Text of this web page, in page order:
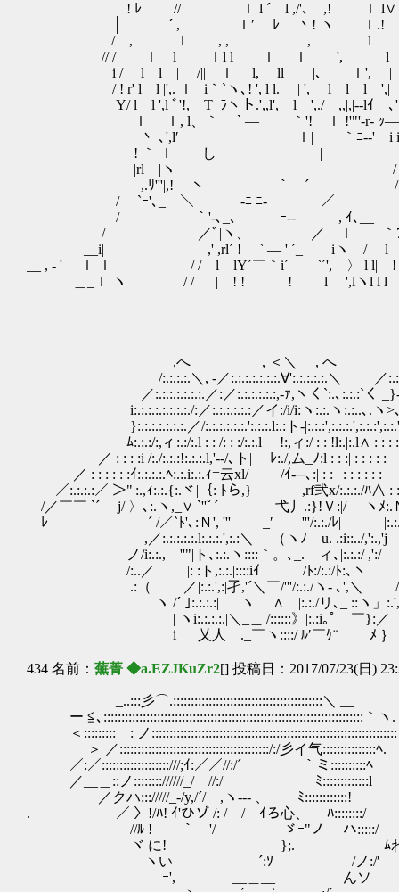
! ﾚ // ｌ l ´ l ,/'､ ,! ｌ l∨
│ ´ , ｌ′ ﾚ 丶! ヽ ｌ.! ﾄ
|/ , ｌ , , , l ﾞ ｌ´,
// / ｌ l ｌl l ｌ ｌ ', l '
i / l l | /|| ｌ l, ll |､ ｌ', | ｌ
/ ! r' l l |',. ｌ _i｀`ヽ､! ', l l. | ', l l l
Y/ l l ',l ﾞ'!,￣T_ﾗヽト.',,l', l ',./__,,|,|-‐lｲ ､
ｌ ｌ, l、｀ ` ― ｀'! ｌ !'"'-r‐ ｯ― !
丶 ､',l′ ｌ| ｀ﾆ-‐' i il r' お
! ｀ ｌ し | /.|/ 曲がり
|rl |ヽ /
,.ﾘ'''|,!| ヽ ｀ ´ /
/ `ｰ'､_ ＼ ‐ﾆ ﾆ- ／
/ ｀'‐､_､ ｰ-- , ｲ､__
/ ／ﾞ|ヽ、 ／ ｌ ｀7',
__i| ,' ,rl´ ! ` ― ' ´_ iヽ / l
__ , - ' ｌ ｌ / / l lY´￣｀i´ `´', 〉 l l| !
＿_ｌ ヽ / / | ! ! ! l ',lヽl l l
,へ , ＜＼ , へ
/:.:.:.:.＼, -／:.:.:.:.:.:.:.∀':.:.:.:.:.＼ __／
／:.:.:.:.:.:.:.／:／:.:.:.:.:.:,-ｧ,ヽく`:.､:.:.:`く
i:.:.:.:.:.:.:.:./:／:.:.:.:.:.:／イ:/i/i:ヽ:.:.ヽ:.:..､.ヽ>､
}:.:.:.:.:.:.:.／/:.:.:.:.:.:.':.:.:.l:.:ト
ﾑ:.:.:/:,ィ:.:/:.l : : /: : :/:.:.l !:,ィ:/ : : !l:.|:.l∧ : : : :
／ : : : :i /:./:.:.:!:.:.:.l,'‐-/､ト| ﾚ:./,ム_ﾉ:l : : :| : : : : :
／ : : : : : :ｲ:.:.:.:.ﾍ:.:.i:.:.ｨ=云xl/ /ｲ-─､:| : : | : : :
／:.:.:.:／ ＞"|:.,ｨ:.:.{:.ヾ|｛: ﾄら,} ,rf弐x/:.:.:./ﾊ∧
/／￣￣ `´ j/ 〉､:.ヽ,_∨ `''ﾟ´ 弋丿.:}!Ｖ:|/ ヽﾒ:.
ﾚ ´ /／`ﾄ'､:Ｎ', ''' _′ '''/:.:./ﾚ|
,／:.:.:.:.:.l:.:.:.',:.:＼ （ヽﾉ u. .:i::../
ノ/i:.:., ''"|ト､:.:.ヽ::::｀。､_. ィ､|:.:.:/
/:..／ |: :ト,:.:.|::::iｲ /ﾄ:/:.:/ﾄ:､
.:（ ／|:.:.',:|孑,'´＼￣/'''/:.:./ヽ- ､',＼ /
ヽ /´ ｣:.:.:.:| ヽ ∧ |:.:./リ､_ ::ヽ」:.',
| ヽi:.:.:.:.|＼_＿|/::::::》|:.:i｡ﾟ ￣}:／
i 乂人 ._￣ヽ::::/ ﾙ′￣ｹ¨ ﾒ ｝
434 名前： 蕪菁 ◆a.EZJKuZr2[] 投稿日：2017/07/23(日)
_..:::彡⌒.::::::::::::::::::::::::::::::::::::::::::＼ __
ー ≦､:::::::::::::::::::::::::::::::::::::::::::::::::::::::::::::::::::::::::｀ヽ.
＜:::::::::__: ノ:::::::::::::::::::::::::::::::::::::::::::::::::::::::::::::::::::::
＞ ／::::::::::::::::::::::::::::::::::::::::::/:/彡イ气:::::::::::::::ﾍ.
／:／:::::::::::::::::::///;ｲ:／／//:/´ ｀ミ::::::::::ﾍ
／__＿::ノ:::::::://////_/ //:/ ﾐ:::::::::::::l
／クハ::://///_-/y,/´/ ,ヽ--- 、 ﾐ::::::::::::!
. ／ 〉!/ﾊ! ｲ'ひゾ /: / / ｲろ心、 ﾊ::::::::/
//ﾙ ! ｀￣'/ ゞｰ"ノ ハ:::::/ ああ。
ヾ に! };. ﾑわ
ヽい ´:ｿ /ノ:/′ 幸いオーク
ｰ', __＿__ んソ 骨折のよ